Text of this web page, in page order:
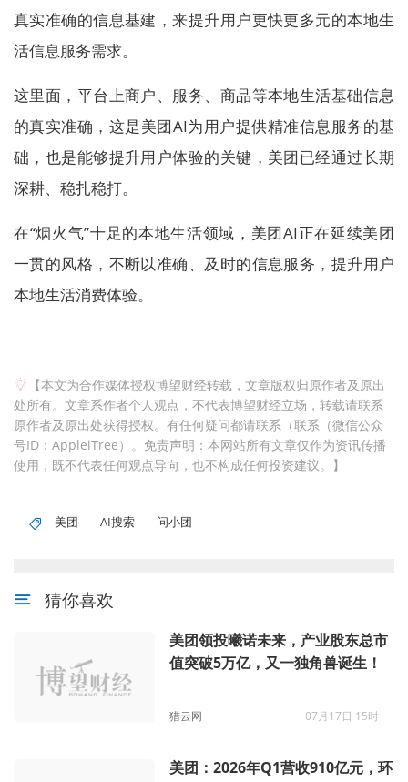
真实准确的信息基建，来提升用户更快更多元的本地生
活信息服务需求。
这里面，平台上商户、服务、商品等本地生活基础信息
的真实准确，这是美团AI为用户提供精准信息服务的基
础，也是能够提升用户体验的关键，美团已经通过长期
深耕、稳扎稳打。
在“烟火气”十足的本地生活领域，美团AI正在延续美团
一贯的风格，不断以准确、及时的信息服务，提升用户
本地生活消费体验。
【本文为合作媒体授权博望财经转载，文章版权归原作者及原出
处所有。文章系作者个人观点，不代表博望财经立场，转载请联系
原作者及原出处获得授权。有任何疑问都请联系（联系（微信公众
号ID：AppleiTree）。免责声明：本网站所有文章仅作为资讯传播
使用，既不代表任何观点导向，也不构成任何投资建议。】
美团 AI搜索 问小团
猜你喜欢
美团领投曦诺未来，产业股东总市
值突破5万亿，又一独角兽诞生！
猎云网 07月17日 15时
美团：2026年Q1营收910亿元，环